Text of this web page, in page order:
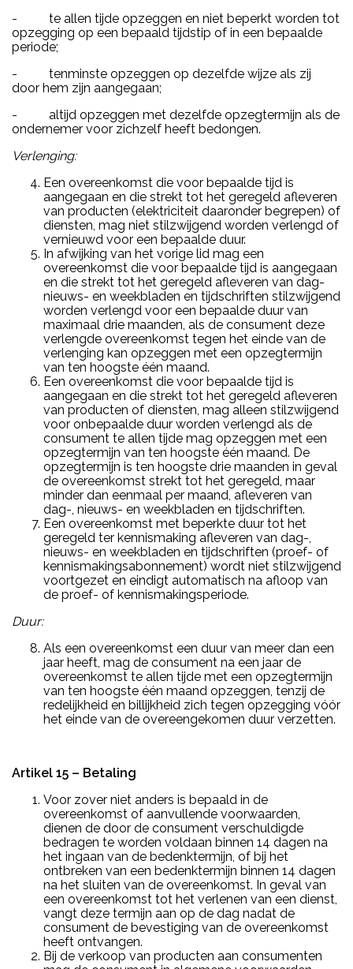
- te allen tijde opzeggen en niet beperkt worden tot
opzegging op een bepaald tijdstip of in een bepaalde
periode;
- tenminste opzeggen op dezelfde wijze als zij
door hem zijn aangegaan;
- altijd opzeggen met dezelfde opzegtermijn als de
ondernemer voor zichzelf heeft bedongen.
Verlenging:
Een overeenkomst die voor bepaalde tijd is
aangegaan en die strekt tot het geregeld afleveren
van producten (elektriciteit daaronder begrepen) of
diensten, mag niet stilzwijgend worden verlengd of
vernieuwd voor een bepaalde duur.
In afwijking van het vorige lid mag een
overeenkomst die voor bepaalde tijd is aangegaan
en die strekt tot het geregeld afleveren van dag-
nieuws- en weekbladen en tijdschriften stilzwijgend
worden verlengd voor een bepaalde duur van
maximaal drie maanden, als de consument deze
verlengde overeenkomst tegen het einde van de
verlenging kan opzeggen met een opzegtermijn
van ten hoogste één maand.
Een overeenkomst die voor bepaalde tijd is
aangegaan en die strekt tot het geregeld afleveren
van producten of diensten, mag alleen stilzwijgend
voor onbepaalde duur worden verlengd als de
consument te allen tijde mag opzeggen met een
opzegtermijn van ten hoogste één maand. De
opzegtermijn is ten hoogste drie maanden in geval
de overeenkomst strekt tot het geregeld, maar
minder dan eenmaal per maand, afleveren van
dag-, nieuws- en weekbladen en tijdschriften.
Een overeenkomst met beperkte duur tot het
geregeld ter kennismaking afleveren van dag-,
nieuws- en weekbladen en tijdschriften (proef- of
kennismakingsabonnement) wordt niet stilzwijgend
voortgezet en eindigt automatisch na afloop van
de proef- of kennismakingsperiode.
Duur:
Als een overeenkomst een duur van meer dan een
jaar heeft, mag de consument na een jaar de
overeenkomst te allen tijde met een opzegtermijn
van ten hoogste één maand opzeggen, tenzij de
redelijkheid en billijkheid zich tegen opzegging vóór
het einde van de overeengekomen duur verzetten.
Artikel 15 – Betaling
Voor zover niet anders is bepaald in de
overeenkomst of aanvullende voorwaarden,
dienen de door de consument verschuldigde
bedragen te worden voldaan binnen 14 dagen na
het ingaan van de bedenktermijn, of bij het
ontbreken van een bedenktermijn binnen 14 dagen
na het sluiten van de overeenkomst. In geval van
een overeenkomst tot het verlenen van een dienst,
vangt deze termijn aan op de dag nadat de
consument de bevestiging van de overeenkomst
heeft ontvangen.
Bij de verkoop van producten aan consumenten